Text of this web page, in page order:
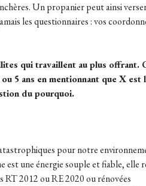
Un propanier peut ainsi
les questionnaires : vos
qui travaillent au plus offrant.
5 ans en mentionnant que X est
du pourquoi.
pour notre
est une énergie souple et fiable, elle
2012 ou RE 2020 ou rénovées